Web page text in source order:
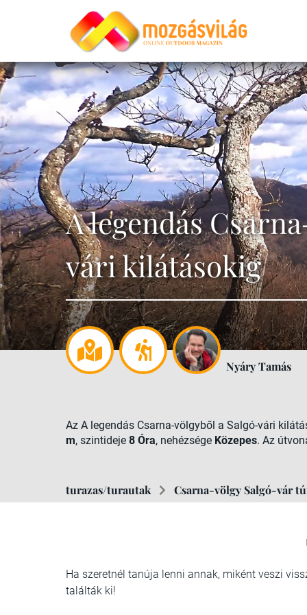
A legendás
vári kilátásokig
Nyáry Tamás
Az A legendás Csarna-völgyből a Salgó-vári
m, szintideje 8 Óra, nehézsége Közepes. Az
turazas/turautak Csarna-völgy Salgó-vár
Ha szeretnél tanúja lenni annak, miként veszi
találták ki!